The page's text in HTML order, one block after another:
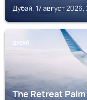
Дубай, 17 август
ДУБАЙ
The Retreat